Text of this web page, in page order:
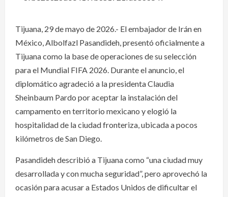
Tijuana, 29 de mayo de 2026.- El embajador de Irán en
México, Albolfazl Pasandideh, presentó oficialmente a
Tijuana como la base de operaciones de su selección
para el Mundial FIFA 2026. Durante el anuncio, el
diplomático agradeció a la presidenta Claudia
Sheinbaum Pardo por aceptar la instalación del
campamento en territorio mexicano y elogió la
hospitalidad de la ciudad fronteriza, ubicada a pocos
kilómetros de San Diego.
Pasandideh describió a Tijuana como “una ciudad muy
desarrollada y con mucha seguridad”, pero aprovechó la
ocasión para acusar a Estados Unidos de dificultar el